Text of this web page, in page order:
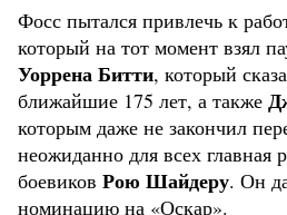
Фосс пытался привлечь к
который на тот момент взял
Уоррена Битти, который
ближайшие 175 лет, а также
которым даже не закончил
неожиданно для всех главная
боевиков Рою Шайдеру. Он
номинацию на «Оскар».